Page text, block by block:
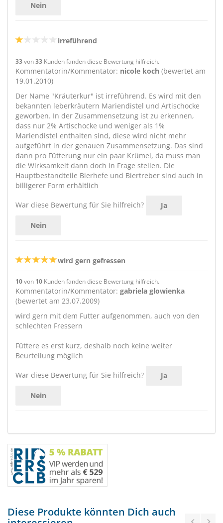
Nein
irreführend
33von33 Kunden fanden diese Bewertung hilfreich.
Kommentatorin/Kommentator: nicole koch (bewertet am
19.01.2010)
Der Name "Kräuterkur" ist irreführend. Es wird mit den
bekannten leberkräutern Mariendistel und Artischocke
geworben. In der Zusammensetzung ist zu erkennen,
dass nur 2% Artischocke und weniger als 1%
Mariendistel enthalten sind, diese wird nicht mehr
aufgeführt in der genauen Zusammensetzung. Das sind
dann pro Fütterung nur ein paar Krümel, da muss man
die Wirksamkeit dann doch in Frage stellen. Die
Hauptbestandteile Bierhefe und Biertreber sind auch in
billigerer Form erhältlich
War diese Bewertung für Sie hilfreich? Ja
Nein
wird gern gefressen
10von 10 Kunden fanden diese Bewertung hilfreich.
Kommentatorin/Kommentator: gabriela glowienka
(bewertet am 23.07.2009)
wird gern mit dem Futter aufgenommen, auch von den
schlechten Fressern
Füttere es erst kurz, deshalb noch keine weiter
Beurteilung möglich
War diese Bewertung für Sie hilfreich? Ja
Nein
Diese Produkte könnten Dich auch